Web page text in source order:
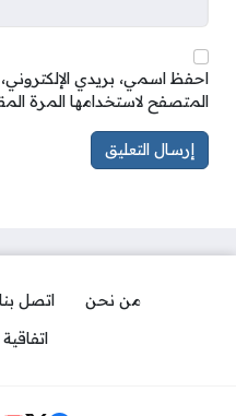
احفظ اسمي، بريدي
المتصفح لاستخدامها المرة
من نحن اتصل بنا